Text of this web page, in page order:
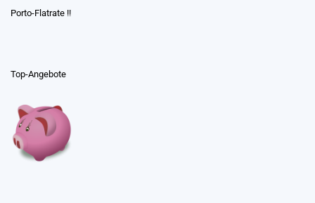
Porto-Flatrate !!
Top-Angebote